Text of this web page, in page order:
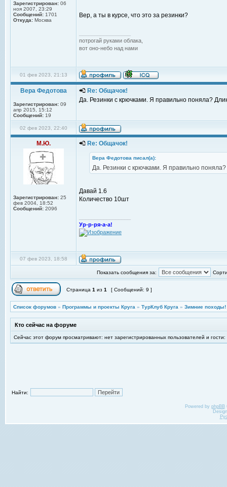
Зарегистрирован: 06
ноя 2007, 23:29
Сообщений: 1701
Откуда: Москва
Вер, а ты в курсе, что это за резинки?
потрогай руками облака,
вот оно-небо над нами
01 фев 2023, 21:13
Вера Федотова
Зарегистрирован: 09
апр 2015, 15:12
Сообщений: 19
Re: Общачок!
Да. Резинки с крючками. Я правильно поняла?
02 фев 2023, 22:40
М.Ю.
Зарегистрирован: 25
фев 2004, 18:52
Сообщений: 2096
Re: Общачок!
Вера Федотова писал(а):
Да. Резинки с крючками. Я правильно
Давай 1.6
Количество 10шт
Ур-р-ря-а-а!
07 фев 2023, 18:58
Показать сообщения за:
Страница 1 из 1 [ Сообщений: 9 ]
Список форумов » Программы и проекты Круга » ТурКлуб Круга » Зимние походы!
Кто сейчас на форуме
Сейчас этот форум просматривают: нет зарегистрированных пользователей и гости:
Найти:
Powered by phpBB